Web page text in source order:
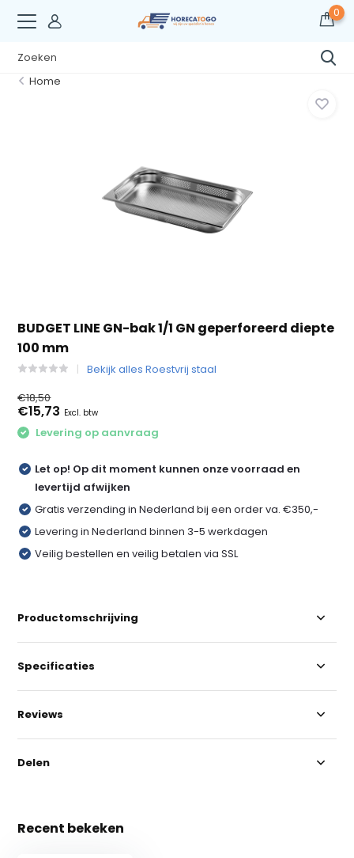
0
Home
BUDGET LINE GN-bak 1/1 GN geperforeerd diepte
100 mm
Bekijk alles Roestvrij staal
€18,50
€15,73 Excl. btw
Levering op aanvraag
Let op! Op dit moment kunnen onze voorraad en
levertijd afwijken
Gratis verzending in Nederland bij een order va. €350,-
Levering in Nederland binnen 3-5 werkdagen
Veilig bestellen en veilig betalen via SSL
Productomschrijving
Specificaties
Reviews
Delen
Recent bekeken